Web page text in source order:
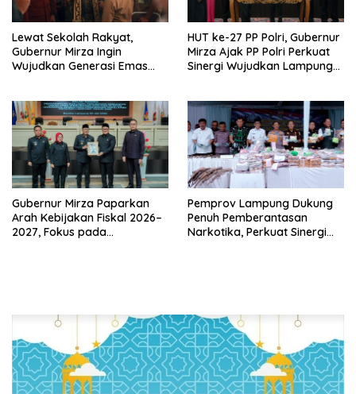
Lewat Sekolah Rakyat,
Gubernur Mirza Ingin
Wujudkan Generasi Emas
HUT ke-27 PP Polri, Gubernur
Mirza Ajak PP Polri Perkuat
Sinergi Wujudkan Lampung
Gubernur Mirza Paparkan
Arah Kebijakan Fiskal 2026–
2027, Fokus pada
Pemprov Lampung Dukung
Penuh Pemberantasan
Narkotika, Perkuat Sinergi